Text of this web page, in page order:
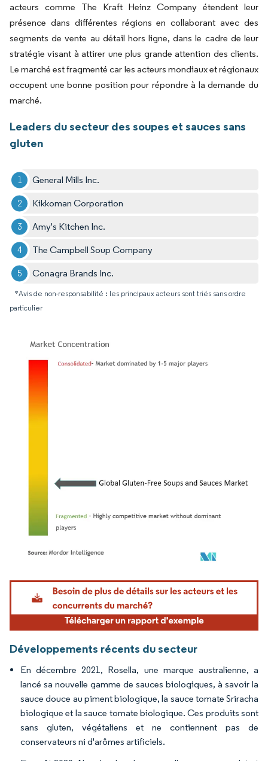
acteurs comme The Kraft Heinz Company étendent leur
présence dans différentes régions en collaborant avec des
segments de vente au détail hors ligne, dans le cadre de leur
stratégie visant à attirer une plus grande attention des clients.
Le marché est fragmenté car les acteurs mondiaux et régionaux
occupent une bonne position pour répondre à la demande du
marché.
Leaders du secteur des soupes et sauces sans
gluten
General Mills Inc.
Kikkoman Corporation
Amy's Kitchen Inc.
The Campbell Soup Company
Conagra Brands Inc.
*Avis de non-responsabilité : les principaux acteurs sont triés sans ordre
particulier
Image © Mordor Intelligence. La réutilisation nécessite une attribution sous CC BY
Développements récents du secteur
En décembre 2021, Rosella, une marque australienne, a
lancé sa nouvelle gamme de sauces biologiques, à savoir la
sauce douce au piment biologique, la sauce tomate Sriracha
biologique et la sauce tomate biologique. Ces produits sont
sans gluten, végétaliens et ne contiennent pas de
conservateurs ni d'arômes artificiels.